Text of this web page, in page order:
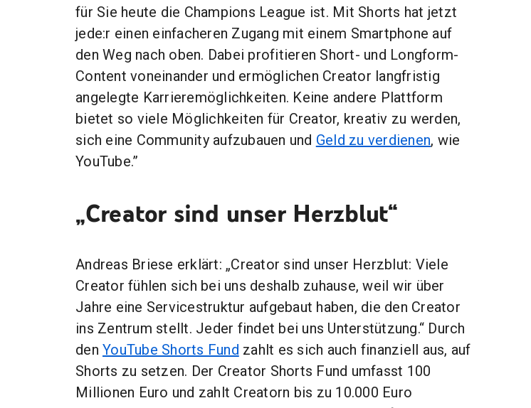
für Sie heute die Champions League ist. Mit Shorts hat jetzt
jede:r einen einfacheren Zugang mit einem Smartphone auf
den Weg nach oben. Dabei profitieren Short- und Longform-
Content voneinander und ermöglichen Creator langfristig
angelegte Karrieremöglichkeiten. Keine andere Plattform
bietet so viele Möglichkeiten für Creator, kreativ zu werden,
sich eine Community aufzubauen und Geld zu verdienen, wie
YouTube.”
„Creator sind unser Herzblut“
Andreas Briese erklärt: „Creator sind unser Herzblut: Viele
Creator fühlen sich bei uns deshalb zuhause, weil wir über
Jahre eine Servicestruktur aufgebaut haben, die den Creator
ins Zentrum stellt. Jeder findet bei uns Unterstützung.“ Durch
den YouTube Shorts Fund zahlt es sich auch finanziell aus, auf
Shorts zu setzen. Der Creator Shorts Fund umfasst 100
Millionen Euro und zahlt Creatorn bis zu 10.000 Euro